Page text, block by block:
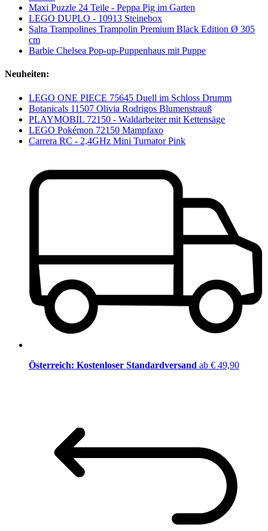
Maxi Puzzle 24 Teile - Peppa Pig im Garten
LEGO DUPLO - 10913 Steinebox
Salta Trampolines Trampolin Premium Black Edition Ø 305
cm
Barbie Chelsea Pop-up-Puppenhaus mit Puppe
Neuheiten:
LEGO ONE PIECE 75645 Duell im Schloss Drumm
Botanicals 11507 Olivia Rodrigos Blumenstrauß
PLAYMOBIL 72150 - Waldarbeiter mit Kettensäge
LEGO Pokémon 72150 Mampfaxo
Carrera RC - 2,4GHz Mini Turnator Pink
Österreich: Kostenloser Standardversand ab € 49,90